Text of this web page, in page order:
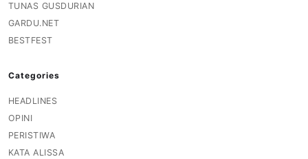
TUNAS GUSDURIAN
GARDU.NET
BESTFEST
Categories
HEADLINES
OPINI
PERISTIWA
KATA ALISSA